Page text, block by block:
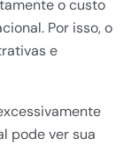
o custo
Por isso, o
e
pode ver sua